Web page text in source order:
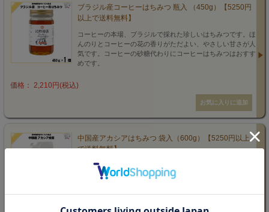
ブラジル産コーヒーはちみつ 瓶入 （450g）【5250円
以上で送料無料】
コーヒーの本場、ブラジルで採れた珍しいはちみつです。ほ
んのりとコーヒーの花の香りがただよい、やさしい甘さが人
気です。コーヒーの砂糖代わりにコーヒーはちみつはおすす
めです。
価格： 2,210円(税込)
中国産アカシアはちみつ 袋入（600g）【5250円以上
で送料無料】
産地に足を運び、中国の養蜂家に直接技術指導をして生産し
ました。淡い色と気品のある香りが特徴で、さっぱりとした
価格： 1,300円(税込)